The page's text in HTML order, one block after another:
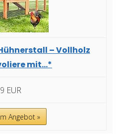
– Vollholz
mit...*
EUR
Angebot »